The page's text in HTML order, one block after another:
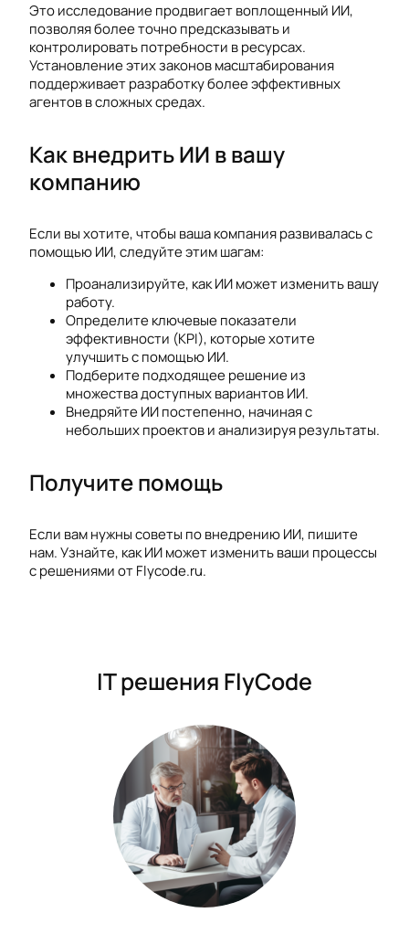
Это исследование продвигает воплощенный ИИ,
позволяя более точно предсказывать и
контролировать потребности в ресурсах.
Установление этих законов масштабирования
поддерживает разработку более эффективных
агентов в сложных средах.
Как внедрить ИИ в вашу
компанию
Если вы хотите, чтобы ваша компания развивалась с
помощью ИИ, следуйте этим шагам:
Проанализируйте, как ИИ может изменить вашу
работу.
Определите ключевые показатели
эффективности (KPI), которые хотите
улучшить с помощью ИИ.
Подберите подходящее решение из
множества доступных вариантов ИИ.
Внедряйте ИИ постепенно, начиная с
небольших проектов и анализируя результаты.
Получите помощь
Если вам нужны советы по внедрению ИИ, пишите
нам. Узнайте, как ИИ может изменить ваши процессы
с решениями от Flycode.ru.
IT решения FlyCode